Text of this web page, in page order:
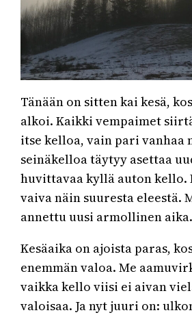
Tänään on sitten kai kesä,
alkoi. Kaikki vempaimet
itse kelloa, vain pari vanhaa
seinäkelloa täytyy asettaa
huvittavaa kyllä auton kello.
vaiva näin suuresta eleestä.
annettu uusi armollinen aika.
Kesäaika on ajoista paras,
enemmän valoa. Me
vaikka kello viisi ei aivan
valoisaa. Ja nyt juuri on: